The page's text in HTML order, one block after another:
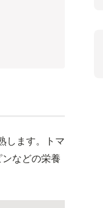
します。トマ
などの栄養